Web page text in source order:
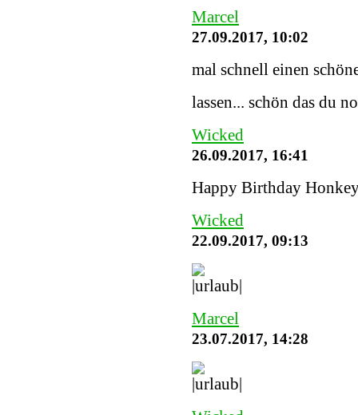
Marcel
27.09.2017, 10:02
mal schnell einen
lassen... schön das du
Wicked
26.09.2017, 16:41
Happy Birthday
Wicked
22.09.2017, 09:13
Marcel
23.07.2017, 14:28